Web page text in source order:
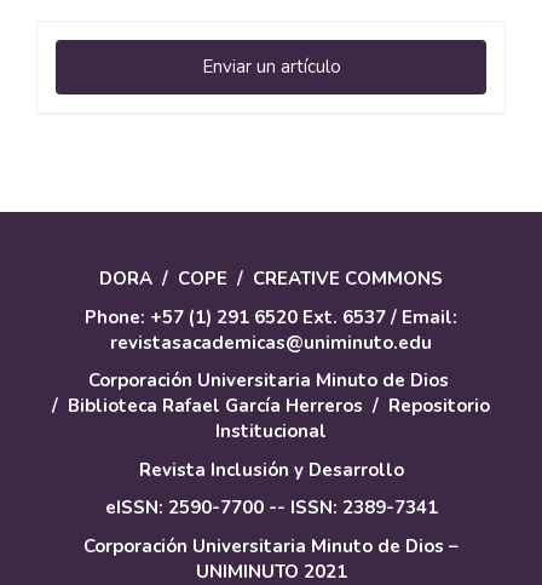
Enviar
un
Enviar un artículo
DORA / COPE / CREATIVE COMMONS
Phone: +57 (1) 291 6520 Ext. 6537 / Email:
revistasacademicas@uniminuto.edu
Corporación Universitaria Minuto de Dios
/ Biblioteca Rafael García Herreros / Repositorio
Institucional
Revista Inclusión y Desarrollo
eISSN: 2590-7700 -- ISSN: 2389-7341
Corporación Universitaria Minuto de Dios –
UNIMINUTO 2021